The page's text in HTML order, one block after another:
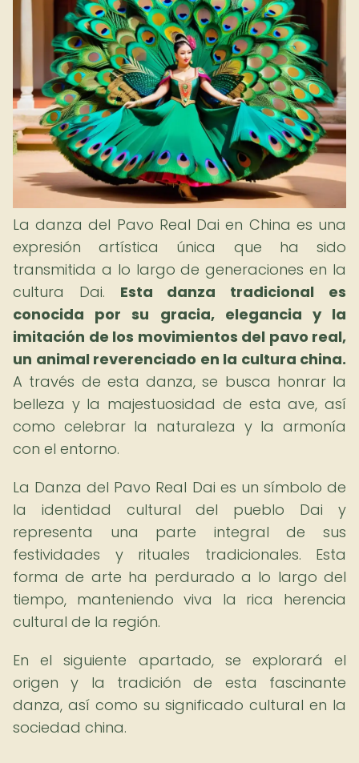
La danza del Pavo Real Dai en China es una
expresión artística única que ha sido
transmitida a lo largo de generaciones en la
cultura Dai. Esta danza tradicional es
conocida por su gracia, elegancia y la
imitación de los movimientos del pavo real,
un animal reverenciado en la cultura china.
A través de esta danza, se busca honrar la
belleza y la majestuosidad de esta ave, así
como celebrar la naturaleza y la armonía
con el entorno.
La Danza del Pavo Real Dai es un símbolo de
la identidad cultural del pueblo Dai y
representa una parte integral de sus
festividades y rituales tradicionales. Esta
forma de arte ha perdurado a lo largo del
tiempo, manteniendo viva la rica herencia
cultural de la región.
En el siguiente apartado, se explorará el
origen y la tradición de esta fascinante
danza, así como su significado cultural en la
sociedad china.